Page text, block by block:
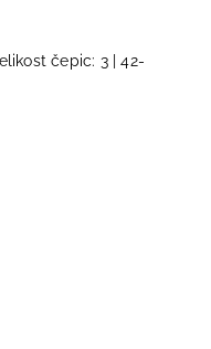
čepic: 3 | 42-